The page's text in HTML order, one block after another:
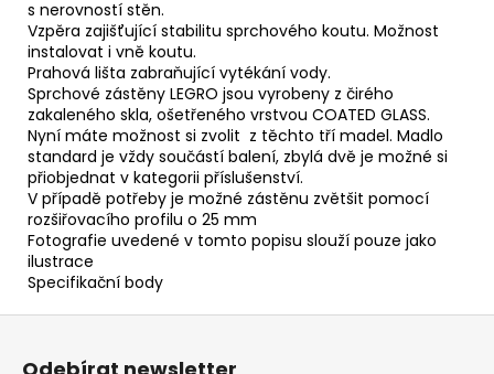
s nerovností stěn.
Vzpěra zajišťující stabilitu sprchového koutu. Možnost
instalovat i vně koutu.
Prahová lišta zabraňující vytékání vody.
Sprchové zástěny LEGRO jsou vyrobeny z čirého
zakaleného skla, ošetřeného vrstvou COATED GLASS.
Nyní máte možnost si zvolit z těchto tří madel. Madlo
standard je vždy součástí balení, zbylá dvě je možné si
přiobjednat v kategorii příslušenství.
V případě potřeby je možné zástěnu zvětšit pomocí
rozšiřovacího profilu o 25 mm
Fotografie uvedené v tomto popisu slouží pouze jako
ilustrace
Specifikační body